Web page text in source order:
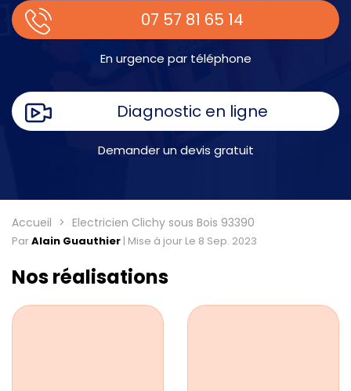
place.
07 57 81 65 14
En urgence par téléphone
Diagnostic en ligne
Demander un devis gratuit
Accueil Electricien Clichy sous Bois 93390
ParAlain Guauthier | Mise à jour Le 8 Sep. 2023
Nos réalisations